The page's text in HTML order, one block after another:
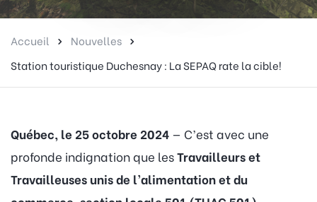
Accueil
Nouvelles
Station touristique Duchesnay : La SEPAQ rate la cible!
Québec, le 25 octobre 2024 — C’est avec une
profonde indignation que lesTravailleurs et
Travailleuses unis de l’alimentation et du